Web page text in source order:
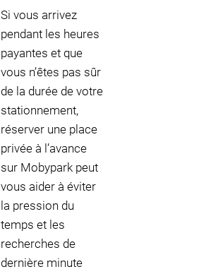
Si vous arrivez
pendant les heures
payantes et que
vous n’êtes pas sûr
de la durée de votre
stationnement,
réserver une place
privée à l’avance
sur Mobypark peut
vous aider à éviter
la pression du
temps et les
recherches de
dernière minute